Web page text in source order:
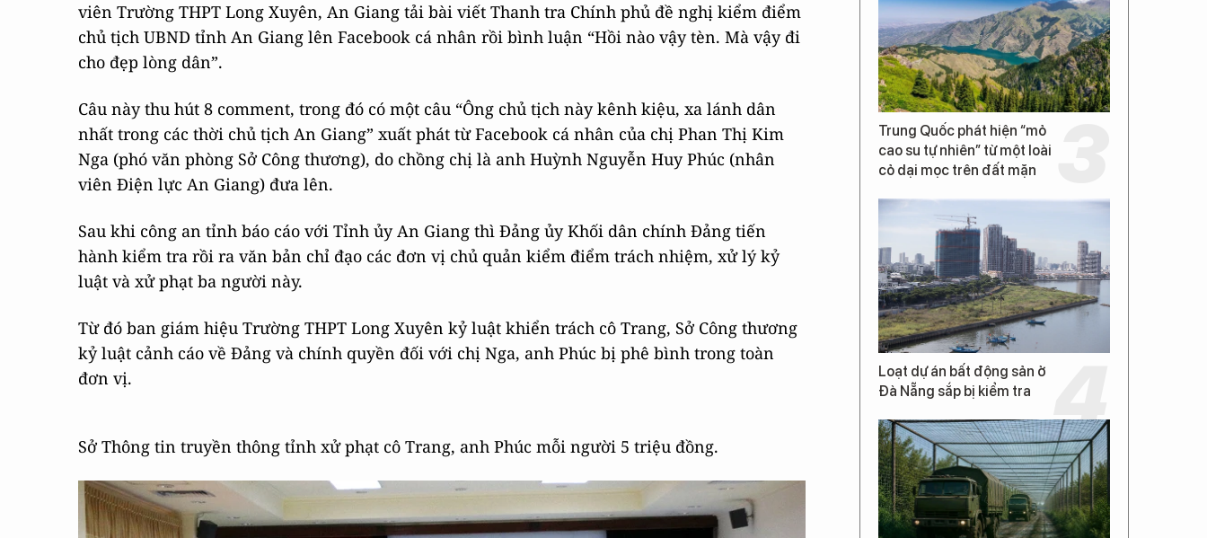
viên Trường THPT Long Xuyên, An Giang tải bài viết Thanh tra Chính phủ đề nghị kiểm điểm
chủ tịch UBND tỉnh An Giang lên Facebook cá nhân rồi bình luận “Hồi nào vậy tèn. Mà vậy đi
cho đẹp lòng dân”.
Câu này thu hút 8 comment, trong đó có một câu “Ông chủ tịch này kênh kiệu, xa lánh dân
nhất trong các thời chủ tịch An Giang” xuất phát từ Facebook cá nhân của chị Phan Thị Kim
Nga (phó văn phòng Sở Công thương), do chồng chị là anh Huỳnh Nguyễn Huy Phúc (nhân
viên Điện lực An Giang) đưa lên.
Sau khi công an tỉnh báo cáo với Tỉnh ủy An Giang thì Đảng ủy Khối dân chính Đảng tiến
hành kiểm tra rồi ra văn bản chỉ đạo các đơn vị chủ quản kiểm điểm trách nhiệm, xử lý kỷ
luật và xử phạt ba người này.
Từ đó ban giám hiệu Trường THPT Long Xuyên kỷ luật khiển trách cô Trang, Sở Công thương
kỷ luật cảnh cáo về Đảng và chính quyền đối với chị Nga, anh Phúc bị phê bình trong toàn
đơn vị.
Sở Thông tin truyền thông tỉnh xử phạt cô Trang, anh Phúc mỗi người 5 triệu đồng.
Trung Quốc phát hiện “mỏ
cao su tự nhiên” từ một loài
cỏ dại mọc trên đất mặn
Loạt dự án bất động sản ở
Đà Nẵng sắp bị kiểm tra